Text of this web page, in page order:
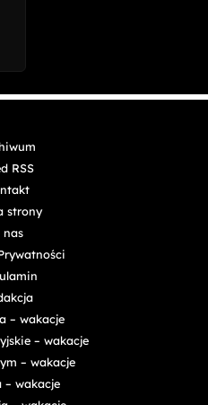
RSS
strony
nas
– wakacje
– wakacje
– wakacje
– wakacje